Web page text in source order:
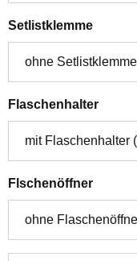
Setlistklemme
Flaschenhalter
Flschenöffner